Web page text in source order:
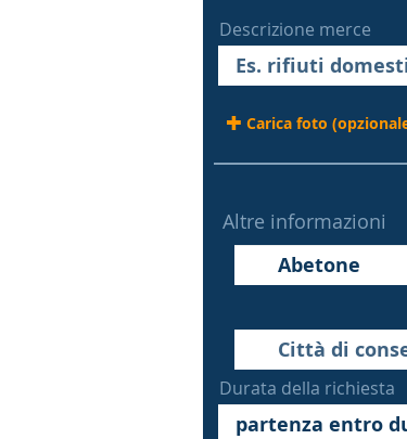
Descrizione merce
Carica foto
Altre informazioni
Durata della richiesta